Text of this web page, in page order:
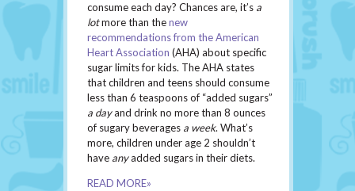
consume each day? Chances are, it’s a
lotmore than thenew
recommendations from the American
Heart Association (AHA) about specific
sugar limits for kids. The AHA states
that children and teens should consume
less than 6 teaspoons of “added sugars”
a dayand drink no more than 8 ounces
of sugary beverages a week. What’s
more, children under age 2 shouldn’t
have anyadded sugars in their diets.
READ MORE»